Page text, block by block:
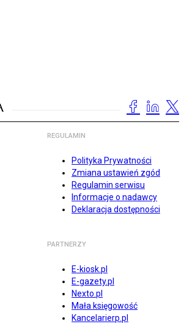
REGULAMIN
Polityka Prywatności
Zmiana ustawień zgód
Regulamin serwisu
Informacje o nadawcy
Deklaracja dostępności
PARTNERZY
E-kiosk.pl
E-gazety.pl
Nexto.pl
Mała księgowość
Kancelarierp.pl